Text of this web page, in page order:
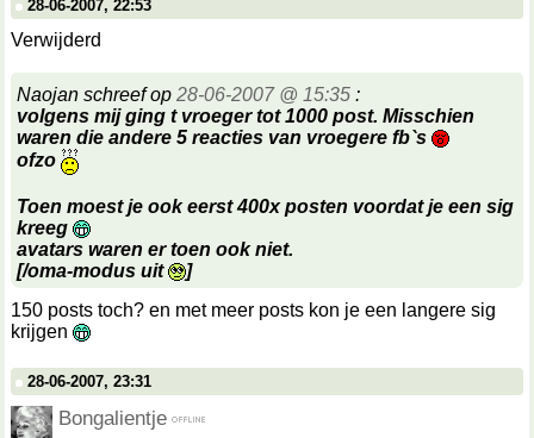
28-06-2007, 22:53
Verwijderd
Naojan schreef op 28-06-2007 @ 15:35 :
volgens mij ging t vroeger tot 1000 post. Misschien
waren die andere 5 reacties van vroegere fb`s
ofzo
Toen moest je ook eerst 400x posten voordat je een sig
kreeg
avatars waren er toen ook niet.
[/oma-modus uit
]
150 posts toch? en met meer posts kon je een langere sig
krijgen
28-06-2007, 23:31
Bongalientje